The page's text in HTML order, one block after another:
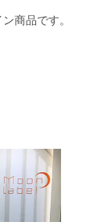
商品です。